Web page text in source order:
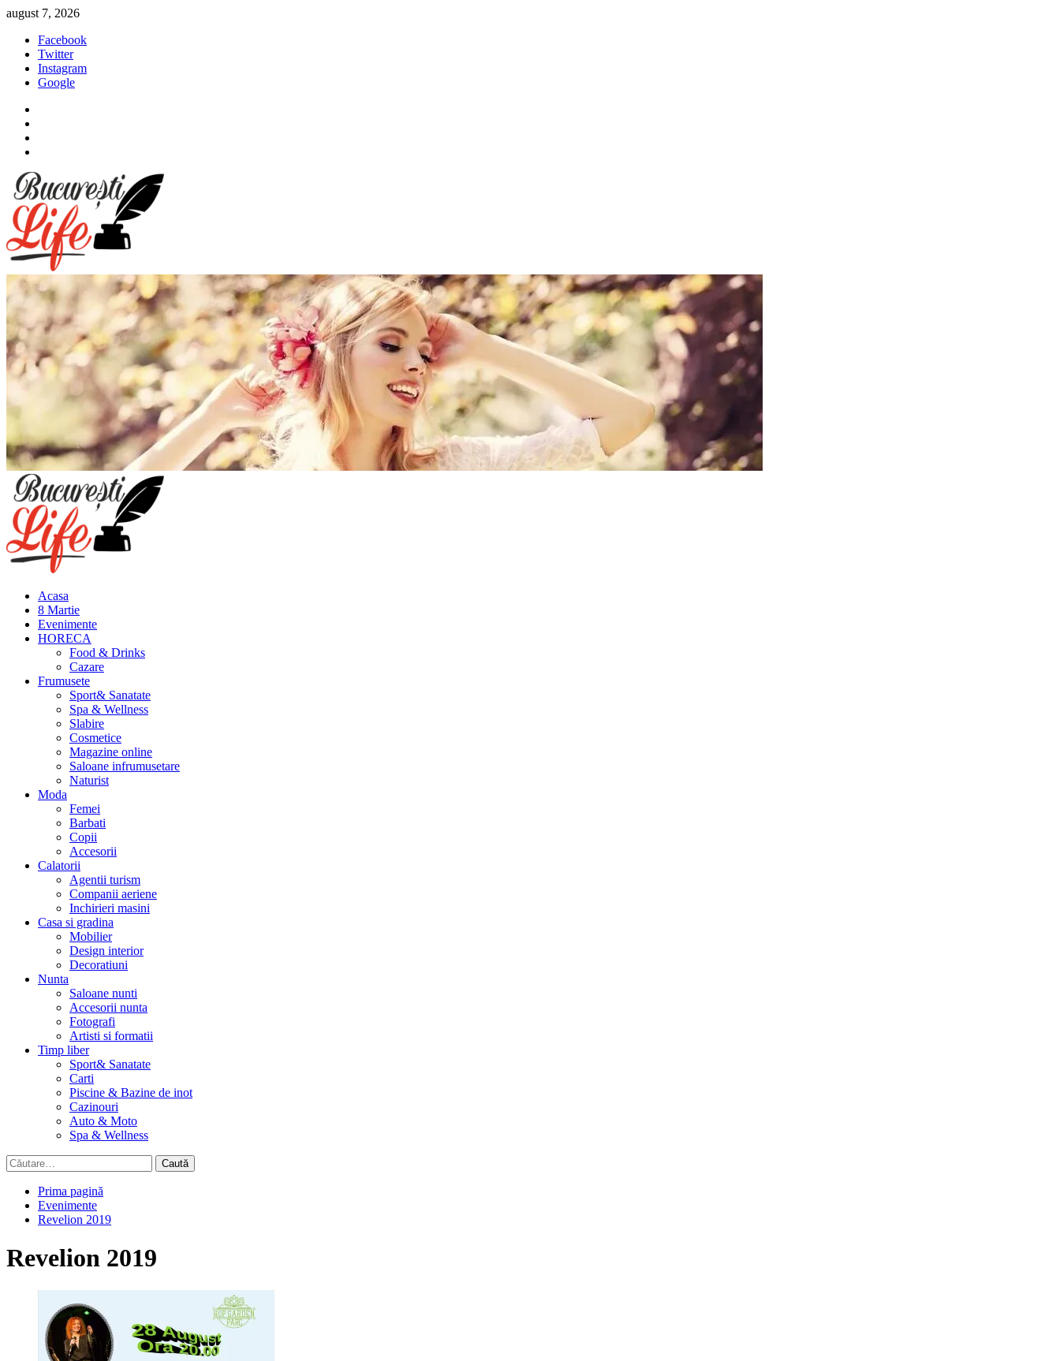
Sari
conținut
august 7, 2026
Facebook
Twitter
Instagram
Google
Meniu
principal
Acasa
8 Martie
Evenimente
HORECA
Food & Drinks
Cazare
Frumusete
Sport& Sanatate
Spa & Wellness
Slabire
Cosmetice
Magazine online
Saloane infrumusetare
Naturist
Moda
Femei
Barbati
Copii
Accesorii
Calatorii
Agentii turism
Companii aeriene
Inchirieri masini
Casa si gradina
Mobilier
Design interior
Decoratiuni
Nunta
Saloane nunti
Accesorii nunta
Fotografi
Artisti si formatii
Timp liber
Sport& Sanatate
Carti
Piscine & Bazine de inot
Cazinouri
Auto & Moto
Spa & Wellness
Caută
după:
Prima pagină
Evenimente
Revelion 2019
Revelion 2019